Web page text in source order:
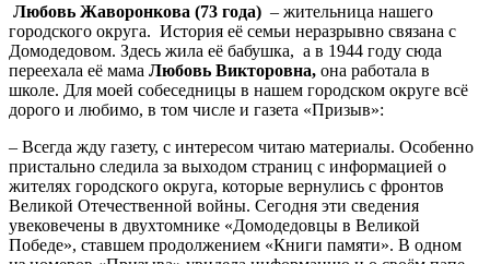
Любовь Жаворонкова (73 года) – жительница нашего
городского округа. История её семьи неразрывно связана с
Домодедовом. Здесь жила её бабушка, а в 1944 году сюда
переехала её мама Любовь Викторовна, она работала в
школе. Для моей собеседницы в нашем городском округе всё
дорого и любимо, в том числе и газета «Призыв»:
– Всегда жду газету, с интересом читаю материалы. Особенно
пристально следила за выходом страниц с информацией о
жителях городского округа, которые вернулись с фронтов
Великой Отечественной войны. Сегодня эти сведения
увековечены в двухтомнике «Домодедовцы в Великой
Победе», ставшем продолжением «Книги памяти». В одном